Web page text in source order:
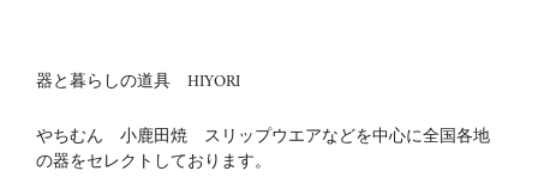
器と暮らしの道具 HIYORI
やちむん 小鹿田焼 スリップウエアなどを中心に全国各地
の器をセレクトしております。